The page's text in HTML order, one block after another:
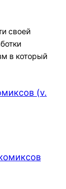
своей
в который
(v.